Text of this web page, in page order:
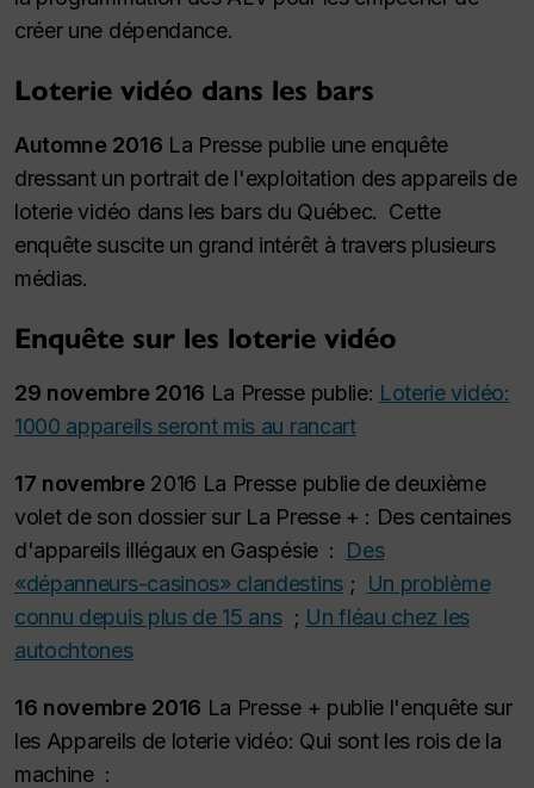
créer une dépendance.
Loterie vidéo dans les bars
Automne 2016 La Presse publie une enquête
dressant un portrait de l'exploitation des appareils de
loterie vidéo dans les bars du Québec. Cette
enquête suscite un grand intérêt à travers plusieurs
médias.
Enquête sur les loterie vidéo
29 novembre 2016 La Presse publie: Loterie vidéo:
1000 appareils seront mis au rancart
17 novembre 2016 La Presse publie de deuxième
volet de son dossier sur La Presse + : Des centaines
d'appareils illégaux en Gaspésie : Des
«dépanneurs-casinos» clandestins;
Un problème
connu depuis plus de 15 ans; Un fléau chez les
autochtones
16 novembre 2016 La Presse + publie l'enquête sur
les Appareils de loterie vidéo: Qui sont les rois de la
machine :